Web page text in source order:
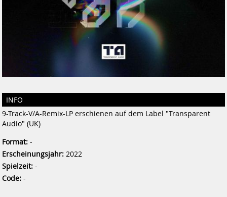
INFO
9-Track-V/A-Remix-LP erschienen auf dem Label "Transparent
Audio" (UK)
Format: -
Erscheinungsjahr: 2022
Spielzeit: -
Code: -